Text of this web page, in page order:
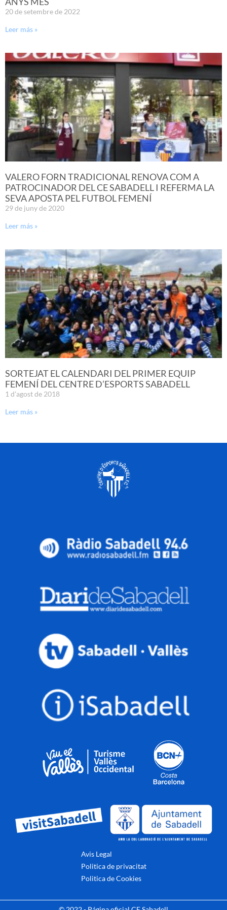
20 de setembre de 2022
Leer más »
VALERO FORN TRADICIONAL RENOVA COM A
PATROCINADOR DEL CE SABADELL I REFERMA LA
SEVA APOSTA PEL FUTBOL FEMENÍ
29 de juny de 2020
Leer más »
SORTEJAT EL CALENDARI DEL PRIMER EQUIP
FEMENÍ DEL CENTRE D’ESPORTS SABADELL
1 d'agost de 2018
Leer más »
Avis Legal
Politica de privacitat
Politica de Cookies